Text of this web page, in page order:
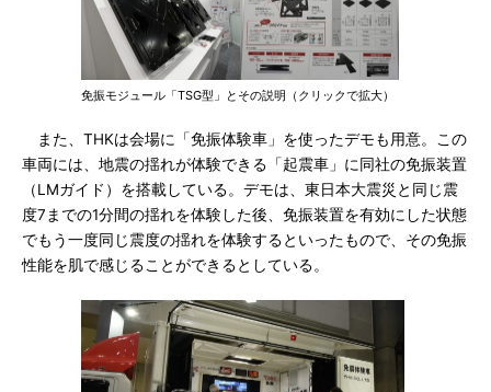
免振モジュール「TSG型」とその説明（クリックで拡大）
また、THKは会場に「免振体験車」を使ったデモも用意。この
車両には、地震の揺れが体験できる「起震車」に同社の免振装置
（LMガイド）を搭載している。デモは、東日本大震災と同じ震
度7までの1分間の揺れを体験した後、免振装置を有効にした状態
でもう一度同じ震度の揺れを体験するといったもので、その免振
性能を肌で感じることができるとしている。